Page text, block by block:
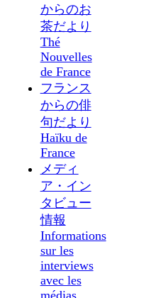
からのお
茶だより
Thé
Nouvelles
de France
フランス
からの俳
句だより
Haïku de
France
メディ
ア・イン
タビュー
情報
Informations
sur les
interviews
avec les
médias